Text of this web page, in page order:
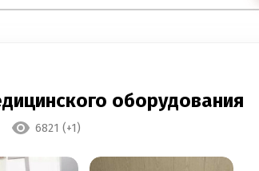
оборудования
6821 (+1)